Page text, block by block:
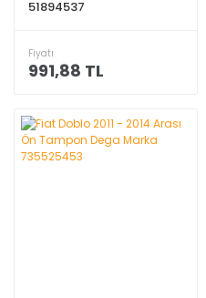
51894537
Fiyatı
991,88 TL